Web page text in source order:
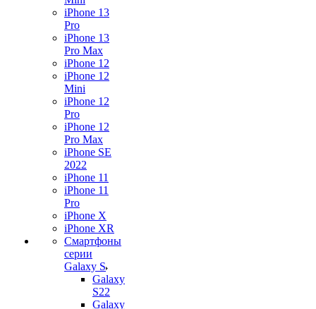
iPhone 13
Pro
iPhone 13
Pro Max
iPhone 12
iPhone 12
Mini
iPhone 12
Pro
iPhone 12
Pro Max
iPhone SE
2022
iPhone 11
iPhone 11
Pro
iPhone X
iPhone XR
Смартфоны
серии
Galaxy S
Galaxy
S22
Galaxy